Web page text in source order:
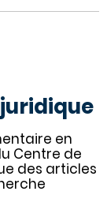
en
Centre de
des articles